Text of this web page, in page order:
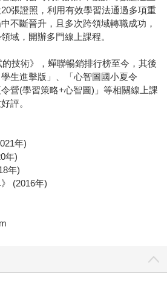
張證照，利用有效學習法通過多項重
不斷晉升，且多次跨領域轉職成功，
域，開辦多門線上課程。
技術》，蟬聯暢銷排行榜至今，其後
生進擊版」、「心智圖國小夏令
營(學習策略+心智圖)」等相關線上課
評。
年)
年)
年)
(2016年)